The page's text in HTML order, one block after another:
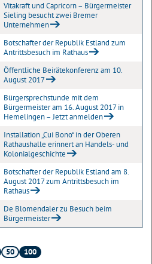
Vitakraft und Capricorn – Bürgermeister
Sieling besucht zwei Bremer
Unternehmen
Botschafter der Republik Estland zum
Antrittsbesuch im Rathaus
Öffentliche Beirätekonferenz am 10.
August 2017
Bürgersprechstunde mit dem
Bürgermeister am 16. August 2017 in
Hemelingen – Jetzt anmelden
Installation „Cui Bono“ in der Oberen
Rathaushalle erinnert an Handels- und
Kolonialgeschichte
Botschafter der Republik Estland am 8.
August 2017 zum Antrittsbesuch im
Rathaus
De Blomendaler zu Besuch beim
Bürgermeister
50 100